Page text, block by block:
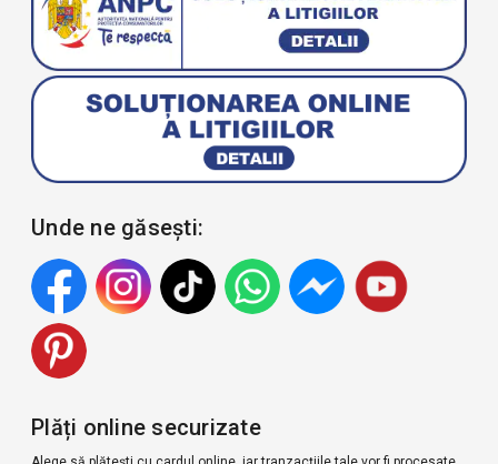
Unde ne găsești:
Plăți online securizate